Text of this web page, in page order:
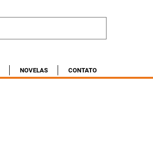
NOVELAS CONTATO